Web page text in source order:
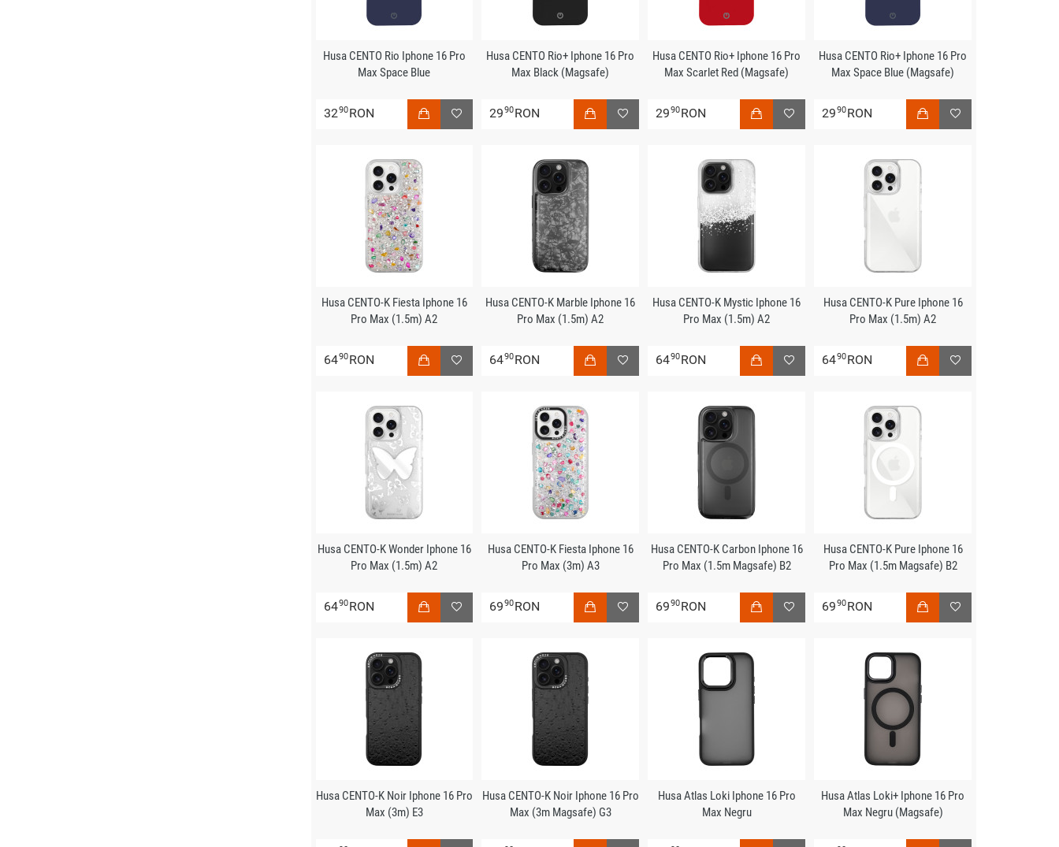
Husa CENTO Rio Iphone 16 Pro
Max Space Blue
3290RON
Husa CENTO Rio+ Iphone 16 Pro
Max Black (Magsafe)
2990RON
Husa CENTO Rio+ Iphone 16 Pro
Max Scarlet Red (Magsafe)
2990RON
Husa CENTO Rio+ Iphone 16 Pro
Max Space Blue (Magsafe)
2990RON
Husa CENTO-K Fiesta Iphone 16
Pro Max (1.5m) A2
6490RON
Husa CENTO-K Marble Iphone 16
Pro Max (1.5m) A2
6490RON
Husa CENTO-K Mystic Iphone 16
Pro Max (1.5m) A2
6490RON
Husa CENTO-K Pure Iphone 16
Pro Max (1.5m) A2
6490RON
Husa CENTO-K Wonder Iphone 16
Pro Max (1.5m) A2
6490RON
Husa CENTO-K Fiesta Iphone 16
Pro Max (3m) A3
6990RON
Husa CENTO-K Carbon Iphone 16
Pro Max (1.5m Magsafe) B2
6990RON
Husa CENTO-K Pure Iphone 16
Pro Max (1.5m Magsafe) B2
6990RON
Husa CENTO-K Noir Iphone 16 Pro
Max (3m) E3
Husa CENTO-K Noir Iphone 16 Pro
Max (3m Magsafe) G3
Husa Atlas Loki Iphone 16 Pro
Max Negru
Husa Atlas Loki+ Iphone 16 Pro
Max Negru (Magsafe)